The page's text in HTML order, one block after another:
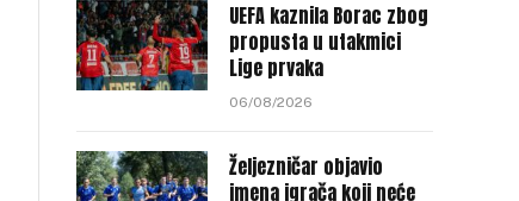
UEFA kaznila Borac zbog
propusta u utakmici
Lige prvaka
06/08/2026
Željezničar objavio
imena igrača koji neće